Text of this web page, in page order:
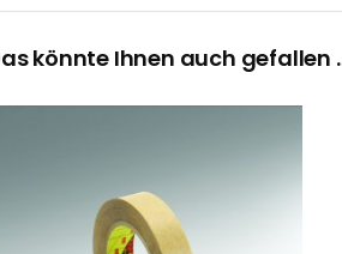
könnte Ihnen auch gefallen